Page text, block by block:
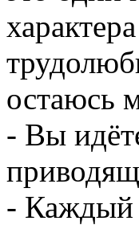
остаюсь
- Вы
- Каждый